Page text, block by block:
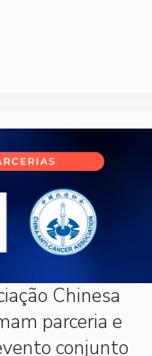
Chinesa
parceria e
conjunto